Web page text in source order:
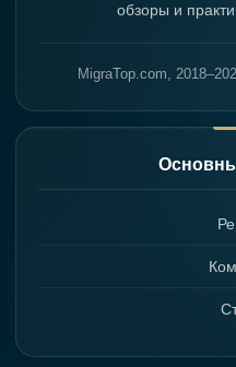
обзоры и
MigraTop.com,